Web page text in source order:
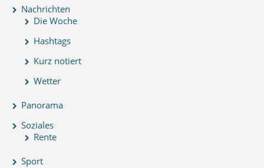
Nachrichten
Die Woche
Hashtags
Kurz notiert
Wetter
Panorama
Soziales
Rente
Sport